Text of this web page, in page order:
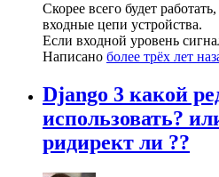
Скорее всего будет
входные цепи устройства.
Если входной уровень
Написано более трёх лет
Django 3 какой
использовать?
ридирект ли ??